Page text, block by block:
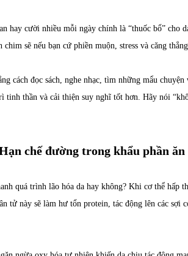
hay cười nhiều mỗi ngày chính là “thuốc bổ” cho
sẽ nếu bạn cứ phiền muộn, stress và căng
cách đọc sách, nghe nhạc, tìm những mẩu
tinh thần và cải thiện suy nghĩ tốt hơn. Hãy nói
chế đường trong khẩu phần ăn
quá trình lão hóa da hay không? Khi cơ thể hấp
tử này sẽ làm hư tổn protein, tác động lên các sợi